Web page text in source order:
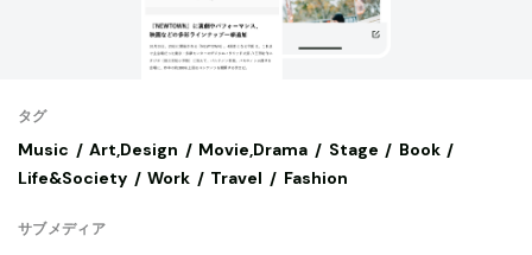
タグ
Music Art,Design Movie,Drama Stage
Book
Life&Society
Work Travel Fashion
サブメディア